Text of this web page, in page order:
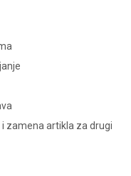
zamena artikla za drugi